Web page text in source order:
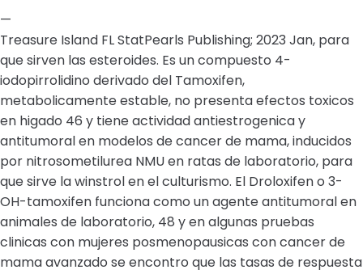
—
Treasure Island FL StatPearls Publishing; 2023 Jan, para
que sirven las esteroides. Es un compuesto 4-
iodopirrolidino derivado del Tamoxifen,
metabolicamente estable, no presenta efectos toxicos
en higado 46 y tiene actividad antiestrogenica y
antitumoral en modelos de cancer de mama, inducidos
por nitrosometilurea NMU en ratas de laboratorio, para
que sirve la winstrol en el culturismo. El Droloxifen o 3-
OH-tamoxifen funciona como un agente antitumoral en
animales de laboratorio, 48 y en algunas pruebas
clinicas con mujeres posmenopausicas con cancer de
mama avanzado se encontro que las tasas de respuesta